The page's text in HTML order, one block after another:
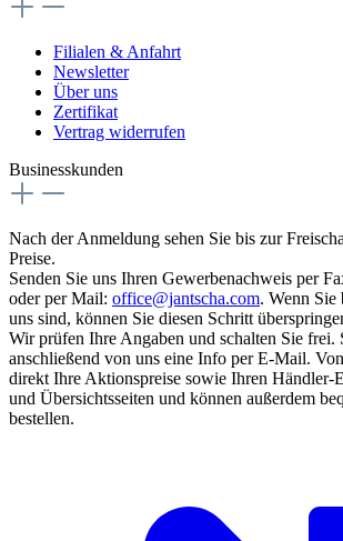
Filialen & Anfahrt
Newsletter
Über uns
Zertifikat
Vertrag widerrufen
Businesskunden
Nach der Anmeldung sehen Sie bis zur
Preise.
Senden Sie uns Ihren Gewerbenachweis per
oder per Mail: office@jantscha.com. Wenn Sie
uns sind, können Sie diesen Schritt
Wir prüfen Ihre Angaben und schalten Sie frei.
anschließend von uns eine Info per E-Mail.
direkt Ihre Aktionspreise sowie Ihren Händler-
und Übersichtsseiten und können außerdem
bestellen.